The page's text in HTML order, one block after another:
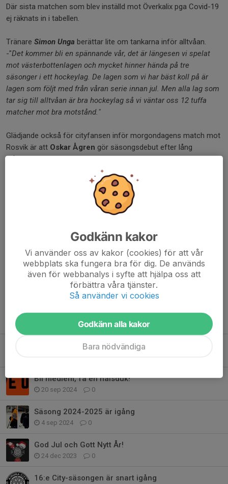
Där sista matchen som blev inställd mot Överkalix pga Covid-19
ej räknats in i tabellen.
Tränare Simon Unga berättar lite om tankarna inför alltvåan.
-"Det kommer bli en spännande vår, det är längesen vi spelat
mot västerbottenlagen och mycket hinner hända på tre
säsonger i ett hockeylag. De lagen som vi har bäst koll på är
lagen som följt med från våran serie innan jul. Men alla lag som
tar sig till alltvåan är bra hockeylag så vi väntar oss 12 tuffa
matcher mot bra motstånd."
Glädjande också för cityfansen inför morgondagens match mot
Rosvik är att Oskar Ågren gör säsongsdebut efter lång
frånvaro där han rehabat kroppen efter en operation som gjorde
Väl mött men håll avstånd på Lombia imorgon!
Kommentarer
Tidigare nyheter
Tack för Säsongen 24/25
Bli medlem, få en halsduk!
20 sep 2024 0
Säsong 2024-2025 är igång
4 sep 2024 0
God Jul och Gott Nytt År!
24 dec 2023 0
16:e City-säsongen är snart igång
Godkänn kakor
Vi använder oss av kakor (cookies) för att vår
webbplats ska fungera bra för dig. De används
även för webbanalys i syfte att hjälpa oss att
förbättra våra tjänster.
Så använder vi cookies
Godkänn alla kakor
Bara nödvändiga